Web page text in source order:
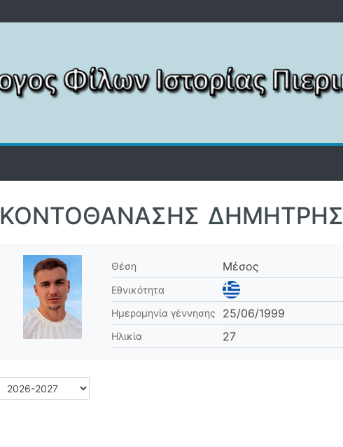
ΚΟΝΤΟΘΑΝΆΣΗΣ ΔΗΜΉΤΡΗΣ
Θέση Μέσος
Εθνικότητα
Ημερομηνία γέννησης
25/06/1999
Ηλικία 27